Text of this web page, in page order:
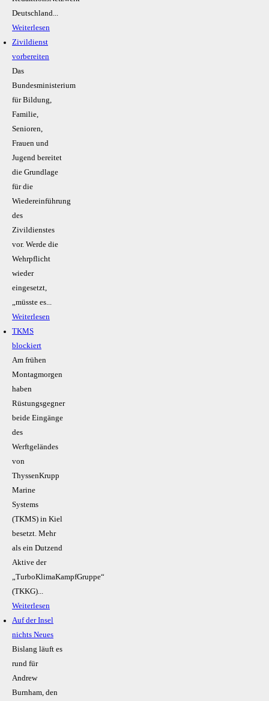
Deutschland...
Weiterlesen
Zivildienst
vorbereiten
Das
Bundesministerium
für Bildung,
Familie,
Senioren,
Frauen und
Jugend bereitet
die Grundlage
für die
Wiedereinführung
des
Zivildienstes
vor. Werde die
Wehrpflicht
wieder
eingesetzt,
„müsste es...
Weiterlesen
TKMS
blockiert
Am frühen
Montagmorgen
haben
Rüstungsgegner
beide Eingänge
des
Werftgeländes
von
ThyssenKrupp
Marine
Systems
(TKMS) in Kiel
besetzt. Mehr
als ein Dutzend
Aktive der
„TurboKlimaKampfGruppe“
(TKKG)...
Weiterlesen
Auf der Insel
nichts Neues
Bislang läuft es
rund für
Andrew
Burnham, den